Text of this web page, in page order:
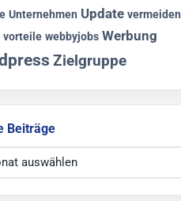
Unternehmen Update vermeiden
vorteile webbyjobs Werbung
Zielgruppe
Beiträge